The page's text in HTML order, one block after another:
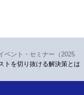
ベント・セミナー（2025
トを切り抜ける解決策とは